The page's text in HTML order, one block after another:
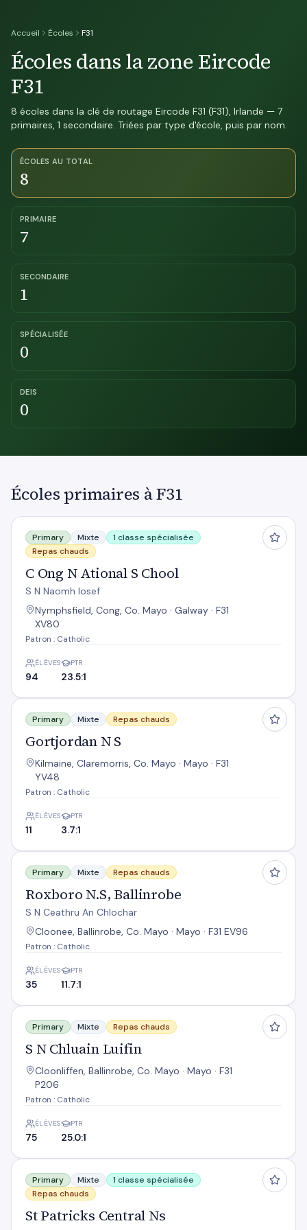
Accueil Écoles F31
Écoles dans la zone Eircode
F31
8 écoles dans la clé de routage Eircode F31 (F31), Irlande — 7
primaires, 1 secondaire. Triées par type d'école, puis par nom.
ÉCOLES AU TOTAL
8
PRIMAIRE
7
SECONDAIRE
1
SPÉCIALISÉE
0
DEIS
0
Écoles primaires à F31
C Ong N Ational S Chool
Primary Mixte
1 classe spécialisée
Repas chauds
C Ong N Ational S Chool
S N Naomh Iosef
Nymphsfield, Cong, Co. Mayo · Galway · F31
XV80
Patron : Catholic
ÉLÈVES
94
PTR
23.5:1
Gortjordan N S
Primary Mixte Repas chauds
Gortjordan N S
Kilmaine, Claremorris, Co. Mayo · Mayo · F31
YV48
Patron : Catholic
ÉLÈVES
11
PTR
3.7:1
Roxboro N.S, Ballinrobe
Primary Mixte Repas chauds
Roxboro N.S, Ballinrobe
S N Ceathru An Chlochar
Cloonee, Ballinrobe, Co. Mayo · Mayo · F31 EV96
Patron : Catholic
ÉLÈVES
35
PTR
11.7:1
S N Chluain Luifin
Primary Mixte Repas chauds
S N Chluain Luifin
Cloonliffen, Ballinrobe, Co. Mayo · Mayo · F31
P206
Patron : Catholic
ÉLÈVES
75
PTR
25.0:1
St Patricks Central Ns
Primary Mixte
1 classe spécialisée
Repas chauds
St Patricks Central Ns